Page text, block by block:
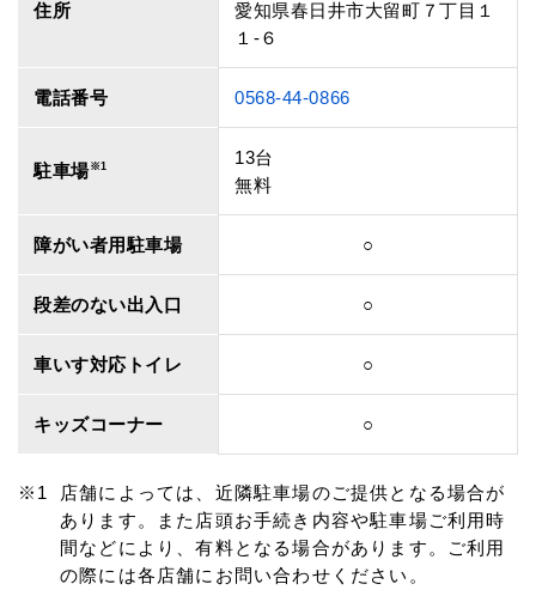
住所
愛知県春日井市大留町７丁目１
１‐６
電話番号 0568-44-0866
駐車場※1
13台
無料
障がい者用駐車場 ○
段差のない出入口 ○
車いす対応トイレ ○
キッズコーナー ○
店舗によっては、近隣駐車場のご提供となる場合が
あります。また店頭お手続き内容や駐車場ご利用時
間などにより、有料となる場合があります。ご利用
の際には各店舗にお問い合わせください。